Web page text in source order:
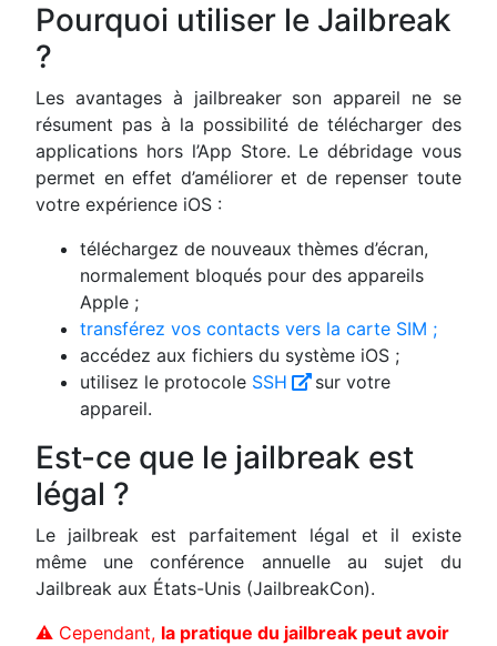
Pourquoi utiliser le Jailbreak
?
Les avantages à jailbreaker son appareil ne se
résument pas à la possibilité de télécharger des
applications hors l’App Store. Le débridage vous
permet en effet d’améliorer et de repenser toute
votre expérience iOS :
téléchargez de nouveaux thèmes d’écran,
normalement bloqués pour des appareils
Apple ;
transférez vos contacts vers la carte SIM ;
accédez aux fichiers du système iOS ;
utilisez le protocole SSH
sur votre
appareil.
Est-ce que le jailbreak est
légal ?
Le jailbreak est parfaitement légal et il existe
même une conférence annuelle au sujet du
Jailbreak aux États-Unis (JailbreakCon).
⚠ Cependant, la pratique du jailbreak peut avoir